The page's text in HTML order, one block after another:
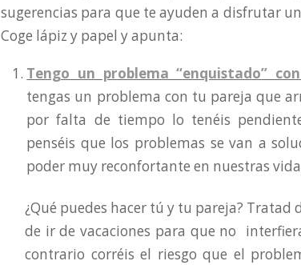
sugerencias para que te ayuden a disfrutar
Coge lápiz y papel y apunta:
Tengo un problema “enquistado”
tengas un problema con tu pareja que
por falta de tiempo lo tenéis
penséis que los problemas se van a
poder muy reconfortante en nuestras
¿Qué puedes hacer tú y tu pareja?
de ir de vacaciones para que no
contrario corréis el riesgo que el